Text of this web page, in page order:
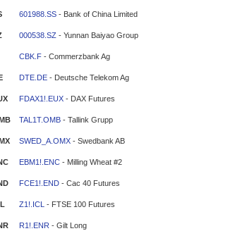
601988.SS - Bank of China Limited
000538.SZ - Yunnan Baiyao Group
CBK.F - Commerzbank Ag
DTE.DE - Deutsche Telekom Ag
FDAX1!.EUX - DAX Futures
TAL1T.OMB - Tallink Grupp
SWED_A.OMX - Swedbank AB
EBM1!.ENC - Milling Wheat #2
FCE1!.END - Cac 40 Futures
Z1!.ICL - FTSE 100 Futures
R1!.ENR - Gilt Long